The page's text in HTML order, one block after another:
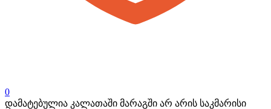
0
დამატებულია კალათაში მარაგში არ არის საკმარისი